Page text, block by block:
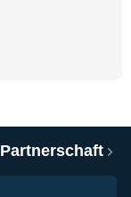
Partnerschaft